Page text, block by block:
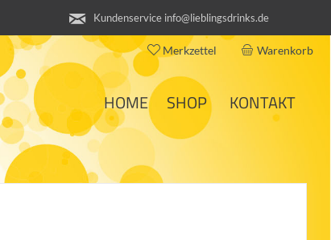
Kundenservice info@lieblingsdrinks.de
Warenkorb
Merkzettel
HOME SHOP KONTAKT